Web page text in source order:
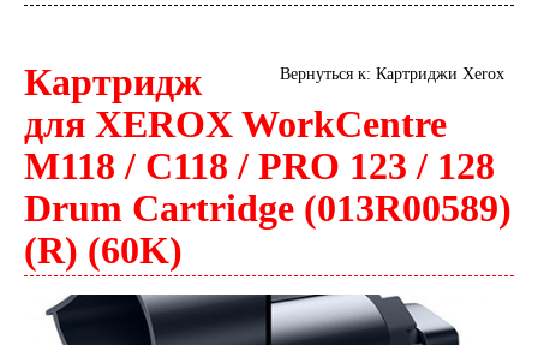
Вернуться к: Картриджи Xerox
Картридж
для XEROX WorkCentre
M118 / C118 / PRO 123 / 128
Drum Cartridge (013R00589)
(R) (60K)